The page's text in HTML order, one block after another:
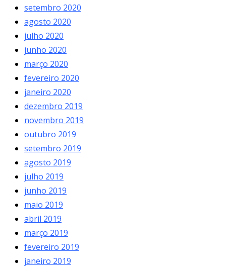
setembro 2020
agosto 2020
julho 2020
junho 2020
março 2020
fevereiro 2020
janeiro 2020
dezembro 2019
novembro 2019
outubro 2019
setembro 2019
agosto 2019
julho 2019
junho 2019
maio 2019
abril 2019
março 2019
fevereiro 2019
janeiro 2019